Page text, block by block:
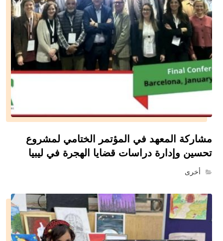
مشاركة المعهد في المؤتمر الختامي لمشروع
تحسين وإدارة دراسات قضايا الهجرة في ليبيا
أخرى